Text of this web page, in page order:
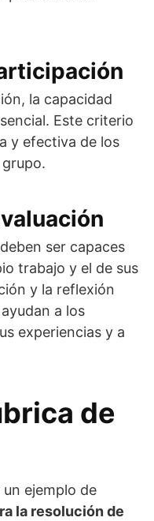
la capacidad
Este criterio
y efectiva de los
ser capaces
trabajo y el de sus
y la reflexión
a los
experiencias y a
de
ejemplo de
la resolución de